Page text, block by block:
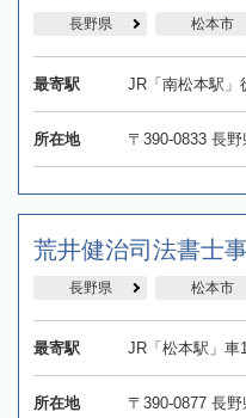
長野県 松本市
最寄駅 JR「南松本駅」
所在地 〒390-0833 長
荒井健治司法書士
長野県 松本市
最寄駅 JR「松本駅」車
所在地 〒390-0877 長